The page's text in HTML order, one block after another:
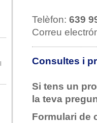
Telèfon: 639
Correu
Consultes i
Si tens un
la teva
Formulari de